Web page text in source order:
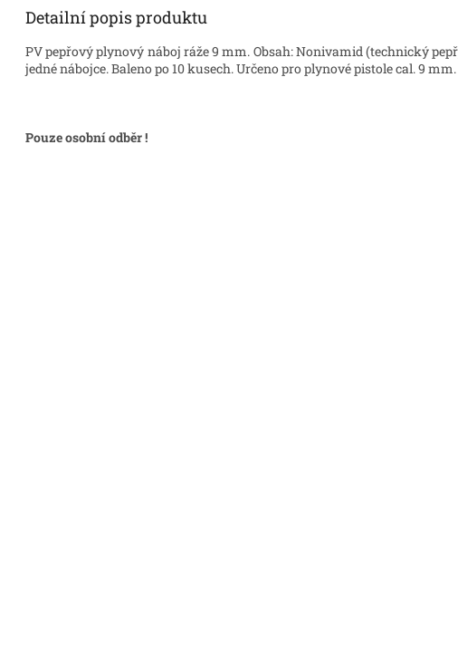
Detailní popis produktu
PV pepřový plynový náboj ráže 9 mm. Obsah: Nonivamid (technický
jedné nábojce. Baleno po 10 kusech. Určeno pro plynové pistole cal. 9 mm.
Pouze osobní odběr !